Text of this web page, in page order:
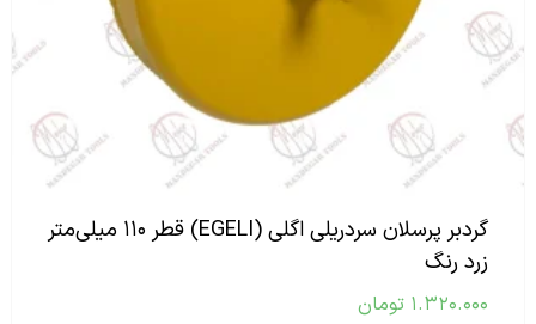
گردبر پرسلان سردریلی اگلی (EGELI) قطر ۱۱۰ میلی‌متر
زرد رنگ
۱.۳۲۰.۰۰۰ تومان